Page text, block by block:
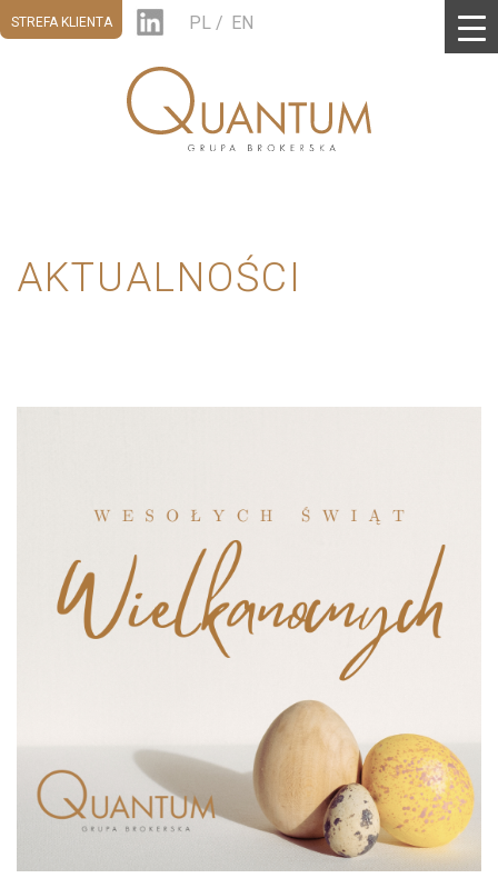
STREFA KLIENTA PL EN
AKTUALNOŚCI